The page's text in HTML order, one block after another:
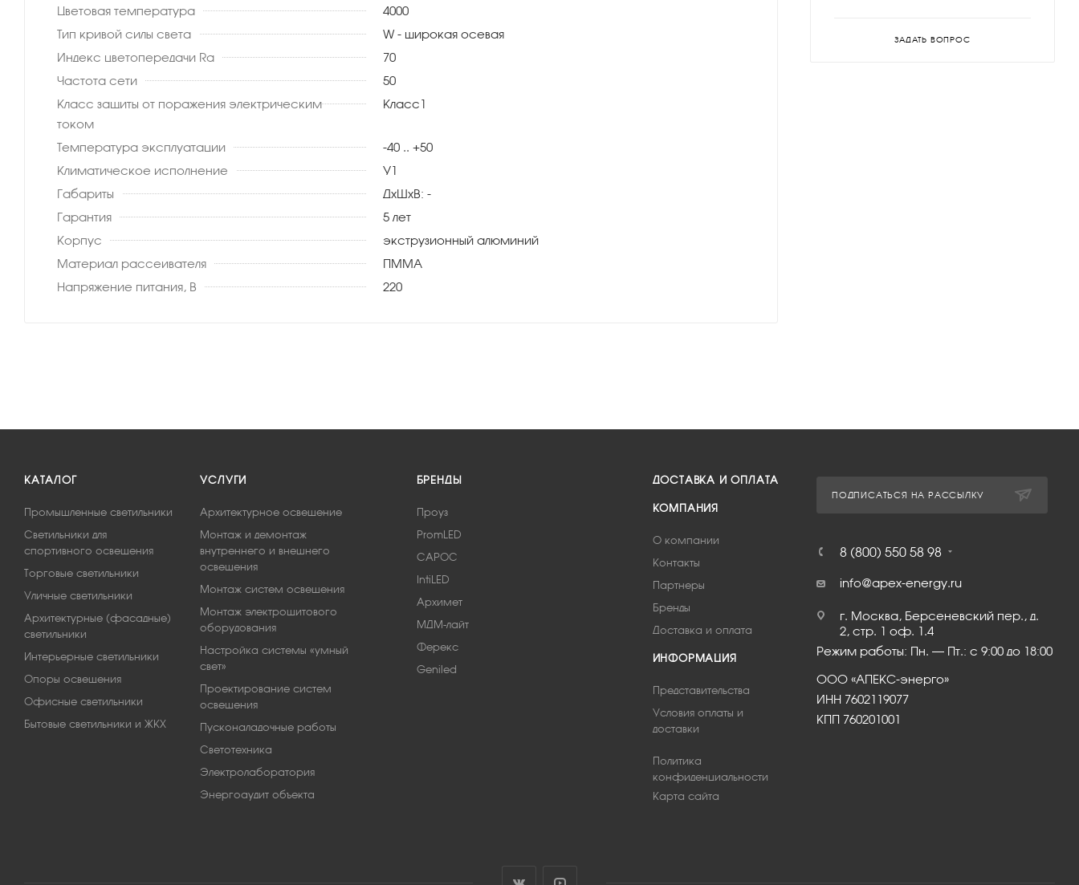
Цветовая температура
4000
Тип кривой силы света
W - широкая осевая
Индекс цветопередачи Ra
70
Частота сети
50
Класс защиты от поражения электрическим
током
Класс1
Температура эксплуатации
-40 .. +50
Климатическое исполнение
У1
Габариты
ДхШхВ: -
Гарантия
5 лет
Корпус
экструзионный алюминий
Материал рассеивателя
ПММА
Напряжение питания, В
220
ЗАДАТЬ ВОПРОС
КАТАЛОГ
Промышленные светильники
Светильники для
спортивного освещения
Торговые светильники
Уличные светильники
Архитектурные (фасадные)
светильники
Интерьерные светильники
Опоры освещения
Офисные светильники
Бытовые светильники и ЖКХ
УСЛУГИ
Архитектурное освещение
Монтаж и демонтаж
внутреннего и внешнего
освещения
Монтаж систем освещения
Монтаж электрощитового
оборудования
Настройка системы «умный
свет»
Проектирование систем
освещения
Пусконаладочные работы
Светотехника
Электролаборатория
Энергоаудит объекта
БРЕНДЫ
Проуз
PromLED
САРОС
IntiLED
Архимет
МДМ-лайт
Ферекс
Geniled
ДОСТАВКА И ОПЛАТА
КОМПАНИЯ
О компании
Контакты
Партнеры
Бренды
Доставка и оплата
ИНФОРМАЦИЯ
Представительства
Условия оплаты и
доставки
Политика
конфиденциальности
Карта сайта
ПОДПИСАТЬСЯ НА РАССЫЛКУ
8 (800) 550 58 98
info@apex-energy.ru
г. Москва, Берсеневский пер., д.
2, стр. 1 оф. 1.4
Режим работы: Пн. – Пт.: с 9:00 до 18:00
ООО «АПЕКС-энерго»
ИНН 7602119077
КПП 760201001